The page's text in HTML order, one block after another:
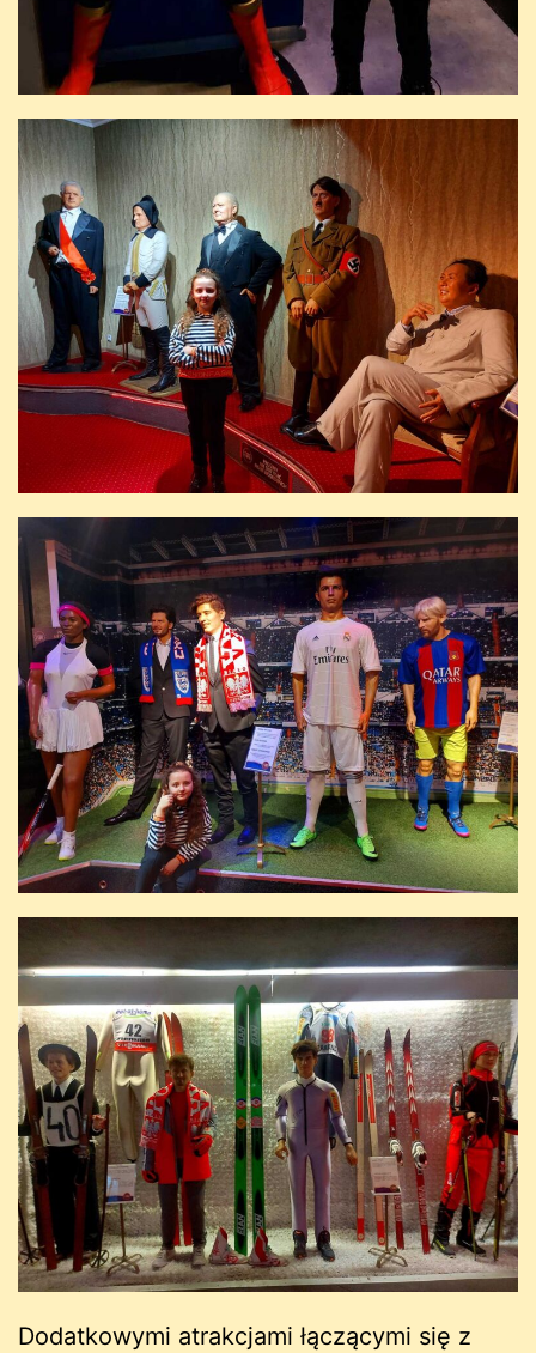
Dodatkowymi atrakcjami łączącymi się z